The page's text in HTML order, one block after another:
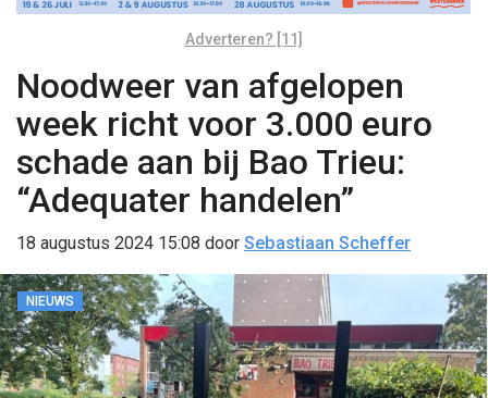
Adverteren? [11]
Noodweer van afgelopen
week richt voor 3.000 euro
schade aan bij Bao Trieu:
“Adequater handelen”
18 augustus 2024 15:08 door Sebastiaan Scheffer
NIEUWS